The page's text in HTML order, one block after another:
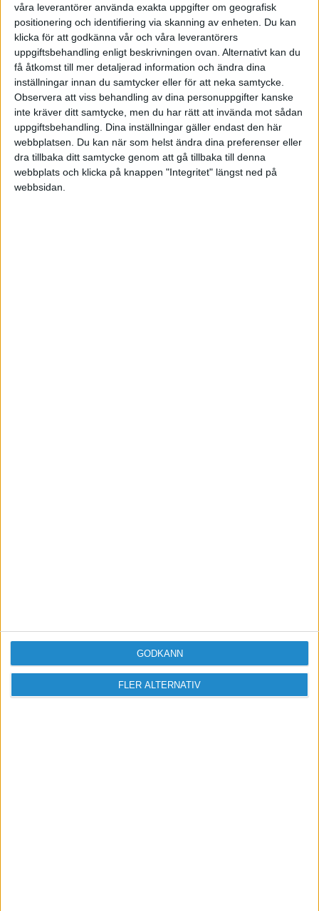
våra leverantörer använda exakta uppgifter om geografisk
positionering och identifiering via skanning av enheten. Du kan
klicka för att godkänna vår och våra leverantörers
uppgiftsbehandling enligt beskrivningen ovan. Alternativt kan du
få åtkomst till mer detaljerad information och ändra dina
inställningar innan du samtycker eller för att neka samtycke.
Observera att viss behandling av dina personuppgifter kanske
inte kräver ditt samtycke, men du har rätt att invända mot sådan
uppgiftsbehandling. Dina inställningar gäller endast den här
webbplatsen. Du kan när som helst ändra dina preferenser eller
dra tillbaka ditt samtycke genom att gå tillbaka till denna
webbplats och klicka på knappen "Integritet" längst ned på
webbsidan.
FLER ALTERNATIV
GODKÄNN
Med vänliga hälsningar
Wasim Hentati
Instruktör i HLR & Brandskydd
HLR Experten i Stockholm
Telefon: 070-2736853
Adress: Kungsholmsgatan 19A, 11227 Stockholm
E-post: info@hlr-experten.se
Sveriges största digitala